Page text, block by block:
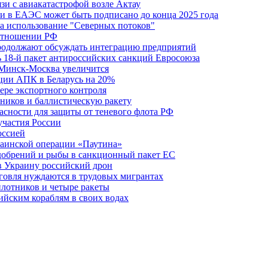
с авиакатастрофой возле Актау
в ЕАЭС может быть подписано до конца 2025 года
использование "Северных потоков"
РФ
обсуждать интеграцию предприятий
18-й пакет антироссийских санкций Евросоюза
Москва увеличится
АПК в Беларусь на 20%
экспортного контроля
и баллистическую ракету
для защиты от теневого флота РФ
России
операции «Паутина»
и рыбы в санкционный пакет ЕС
российский дрон
нуждаются в трудовых мигрантах
и четыре ракеты
кораблям в своих водах